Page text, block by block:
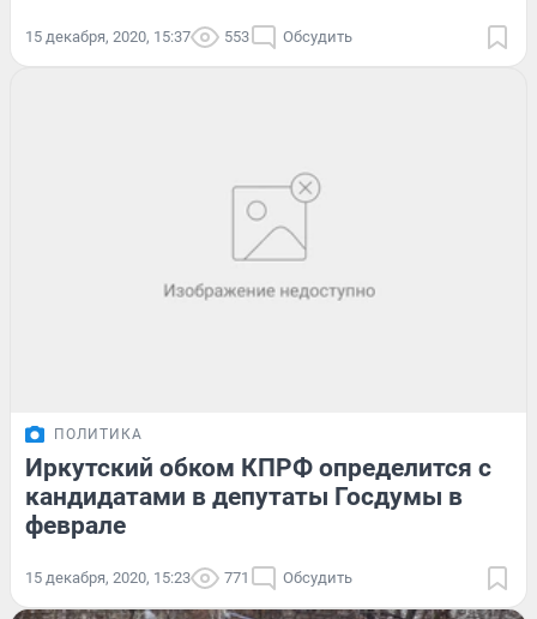
15 декабря, 2020, 15:37 553 Обсудить
ПОЛИТИКА
Иркутский обком КПРФ определится с
кандидатами в депутаты Госдумы в
феврале
15 декабря, 2020, 15:23 771 Обсудить